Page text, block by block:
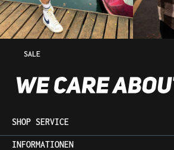
SALE
SHOP SERVICE
INFORMATIONEN